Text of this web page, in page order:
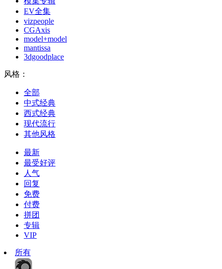
EV全集
vizpeople
CGAxis
model+model
mantissa
3dgoodplace
风格：
全部
中式经典
西式经典
现代流行
其他风格
最新
最受好评
人气
回复
免费
付费
拼团
专辑
VIP
所有